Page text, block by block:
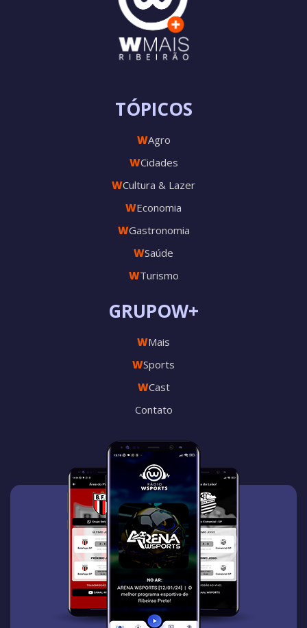
GRUPOW+
WMais
WSports
WCast
Contato
TÓPICOS
WAgro
WCidades
WCultura & Lazer
WEconomia
WGastronomia
WSaúde
WTurismo